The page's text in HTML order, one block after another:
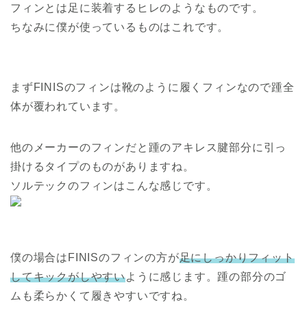
フィンとは足に装着するヒレのようなものです。
ちなみに僕が使っているものはこれです。
まずFINISのフィンは靴のように履くフィンなので踵全
体が覆われています。
他のメーカーのフィンだと踵のアキレス腱部分に引っ
掛けるタイプのものがありますね。
ソルテックのフィンはこんな感じです。
僕の場合はFINISのフィンの方が足にしっかりフィット
してキックがしやすいように感じます。踵の部分のゴ
ムも柔らかくて履きやすいですね。